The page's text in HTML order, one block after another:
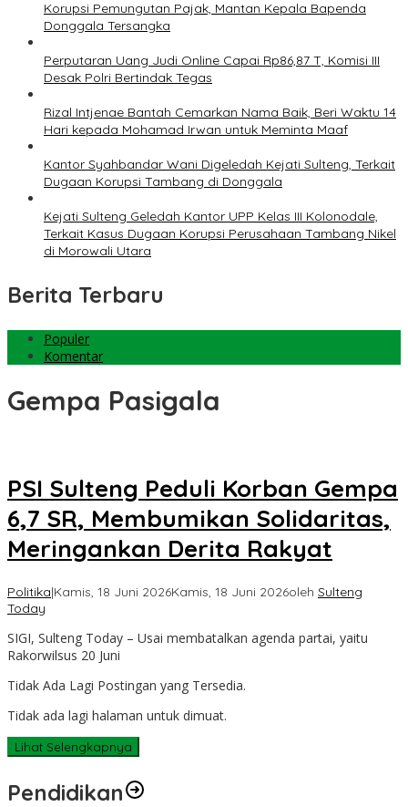
Korupsi Pemungutan Pajak, Mantan Kepala Bapenda
Donggala Tersangka
Perputaran Uang Judi Online Capai Rp86,87 T, Komisi III
Desak Polri Bertindak Tegas
Rizal Intjenae Bantah Cemarkan Nama Baik, Beri Waktu 14
Hari kepada Mohamad Irwan untuk Meminta Maaf
Kantor Syahbandar Wani Digeledah Kejati Sulteng, Terkait
Dugaan Korupsi Tambang di Donggala
Kejati Sulteng Geledah Kantor UPP Kelas III Kolonodale,
Terkait Kasus Dugaan Korupsi Perusahaan Tambang Nikel
di Morowali Utara
Berita Terbaru
Populer
Komentar
Gempa Pasigala
PSI Sulteng Peduli Korban Gempa
6,7 SR, Membumikan Solidaritas,
Meringankan Derita Rakyat
Politika|Kamis, 18 Juni 2026Kamis, 18 Juni 2026oleh Sulteng
Today
SIGI, Sulteng Today – Usai membatalkan agenda partai, yaitu
Rakorwilsus 20 Juni
Tidak Ada Lagi Postingan yang Tersedia.
Tidak ada lagi halaman untuk dimuat.
Lihat Selengkapnya
Pendidikan